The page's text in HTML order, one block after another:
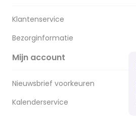
Klantenservice
Bezorginformatie
Mijn account
Nieuwsbrief voorkeuren
Kalenderservice